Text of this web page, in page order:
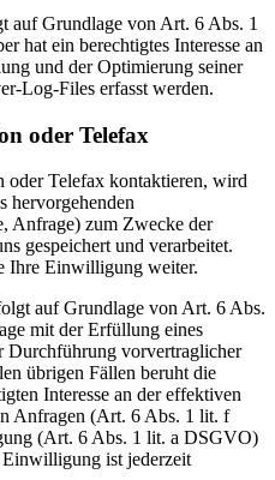
auf Grundlage von Art. 6 Abs. 1
hat ein berechtigtes Interesse an
und der Optimierung seiner
Log-Files erfasst werden.
oder Telefax
oder Telefax kontaktieren, wird
hervorgehenden
Anfrage) zum Zwecke der
gespeichert und verarbeitet.
Ihre Einwilligung weiter.
auf Grundlage von Art. 6 Abs.
mit der Erfüllung eines
Durchführung vorvertraglicher
übrigen Fällen beruht die
Interesse an der effektiven
Anfragen (Art. 6 Abs. 1 lit. f
(Art. 6 Abs. 1 lit. a DSGVO)
Einwilligung ist jederzeit